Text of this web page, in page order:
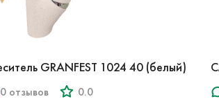
GRANFEST 1024 40 (белый)
0 отзывов 0.0